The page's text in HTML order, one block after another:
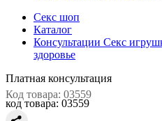
Секс шоп
Каталог
Консультации Секс
здоровье
Платная консультация
Код товара: 03559
код товара: 03559